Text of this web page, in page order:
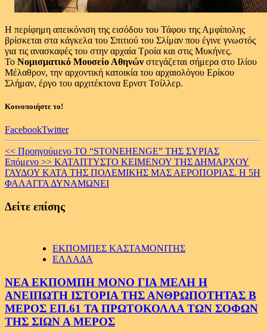
Η περίφημη απεικόνιση της εισόδου του Τάφου της Αμφίπολης
βρίσκεται στα κάγκελα του Σπιτιού του Σλίμαν που έγινε γνωστός
για τις ανασκαφές του στην αρχαία Τροία και στις Μυκήνες.
Το Νομισματικό Μουσείο Αθηνών στεγάζεται σήμερα στο Ιλίου
Μέλαθρον, την αρχοντική κατοικία του αρχαιολόγου Ερίκου
Σλήμαν, έργο του αρχιτέκτονα Ερνστ Τσίλλερ.
Κοινοποιήστε το!
FacebookTwitter
Continue
Reading
<< Προηγούμενο ΤΟ “STONEHENGE” ΤΗΣ ΣΥΡΙΑΣ
Επόμενο >> ΚΑΤΑΠΤΥΣΤΟ ΚΕΙΜΕΝΟΥ ΤΗΣ ΔΗΜΑΡΧΟΥ
ΓΑΥΔΟΥ ΚΑΤΑ ΤΗΣ ΠΟΛΕΜΙΚΗΣ ΜΑΣ ΑΕΡΟΠΟΡΙΑΣ. Η 5Η
ΦΑΛΑΓΓΑ ΔΥΝΑΜΩΝΕΙ
Δείτε επίσης
ΕΚΠΟΜΠΕΣ ΚΑΣΤΑΜΟΝΙΤΗΣ
ΕΛΛΑΔΑ
ΝΕΑ ΕΚΠΟΜΠΗ ΜΟΝΟ ΓΙΑ ΜΕΛΗ Η
ΑΝΕΙΠΩΤΗ ΙΣΤΟΡΙΑ ΤΗΣ ΑΝΘΡΩΠΟΤΗΤΑΣ Β
ΜΕΡΟΣ ΕΠ.61 ΤΑ ΠΡΩΤΟΚΟΛΛΑ ΤΩΝ ΣΟΦΩΝ
ΤΗΣ ΣΙΩΝ Α ΜΕΡΟΣ